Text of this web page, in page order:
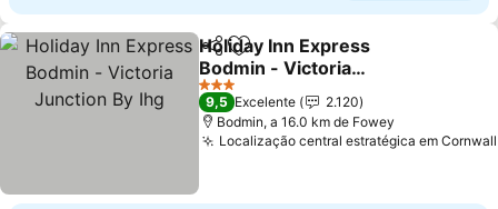
PartilharAdicionar aos favoritos
Holiday Inn Express
Bodmin - Victoria
Junction By Ihg
Ver preços
3 Estrelas
9,5 Excelente
2.120
Bodmin, a 16.0 km de Fowey
Localização central estratégica em Cornwall